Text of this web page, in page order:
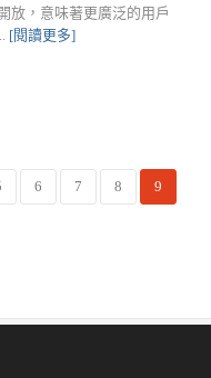
放，意味著更廣泛的用戶
[閱讀更多]
6 7 8 9